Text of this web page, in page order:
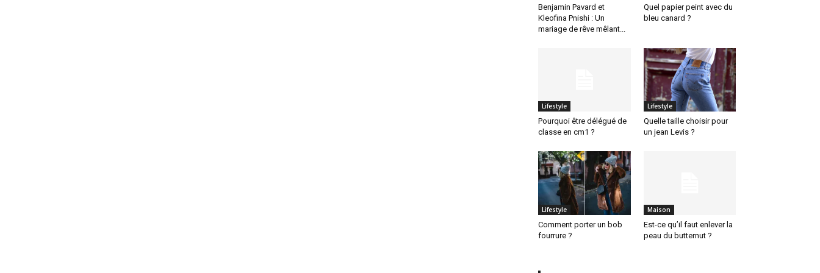
Benjamin Pavard et
Kleofina Pnishi : Un
mariage de rêve mêlant...
Quel papier peint avec du
bleu canard ?
Lifestyle
Pourquoi être délégué de
classe en cm1 ?
Lifestyle
Quelle taille choisir pour
un jean Levis ?
Lifestyle
Comment porter un bob
fourrure ?
Maison
Est-ce qu’il faut enlever la
peau du butternut ?